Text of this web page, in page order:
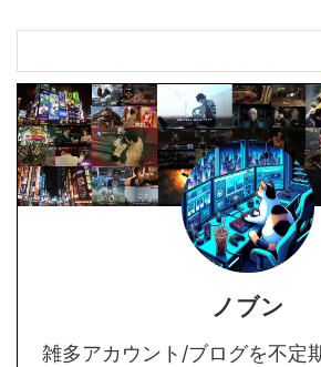
ノブン
雑多アカウント/ブログを不定